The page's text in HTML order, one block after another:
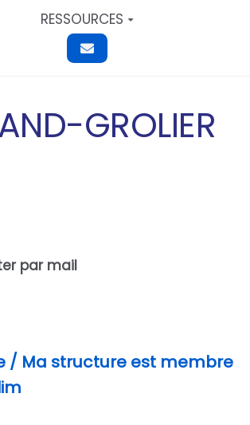
RESSOURCES
GROLIER
par mail
/ Ma structure est membre